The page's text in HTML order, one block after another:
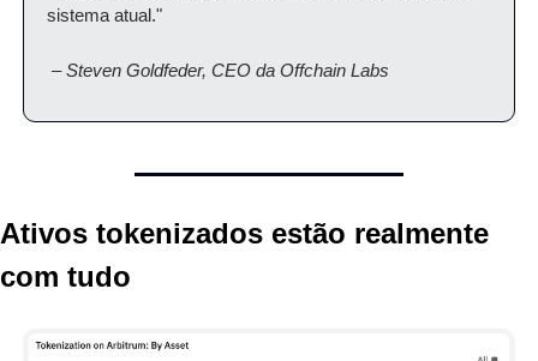
sistema atual."
– Steven Goldfeder, CEO da Offchain Labs
Ativos tokenizados estão realmente
com tudo